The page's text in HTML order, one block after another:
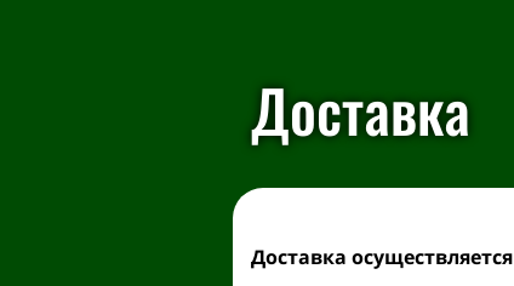
Доставка
Доставка осуществляется